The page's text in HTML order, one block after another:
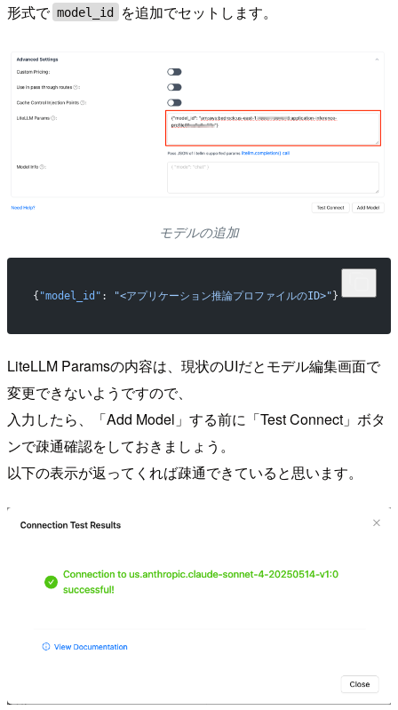
形式で model_id を追加でセットします。
モデルの追加
{ "model_id" : "<アプリケーション推論プロファイルのID>" }
LiteLLM Paramsの内容は、現状のUIだとモデル編集画面で
変更できないようですので、
入力したら、「Add Model」する前に「Test Connect」ボタ
ンで疎通確認をしておきましょう。
以下の表示が返ってくれば疎通できていると思います。